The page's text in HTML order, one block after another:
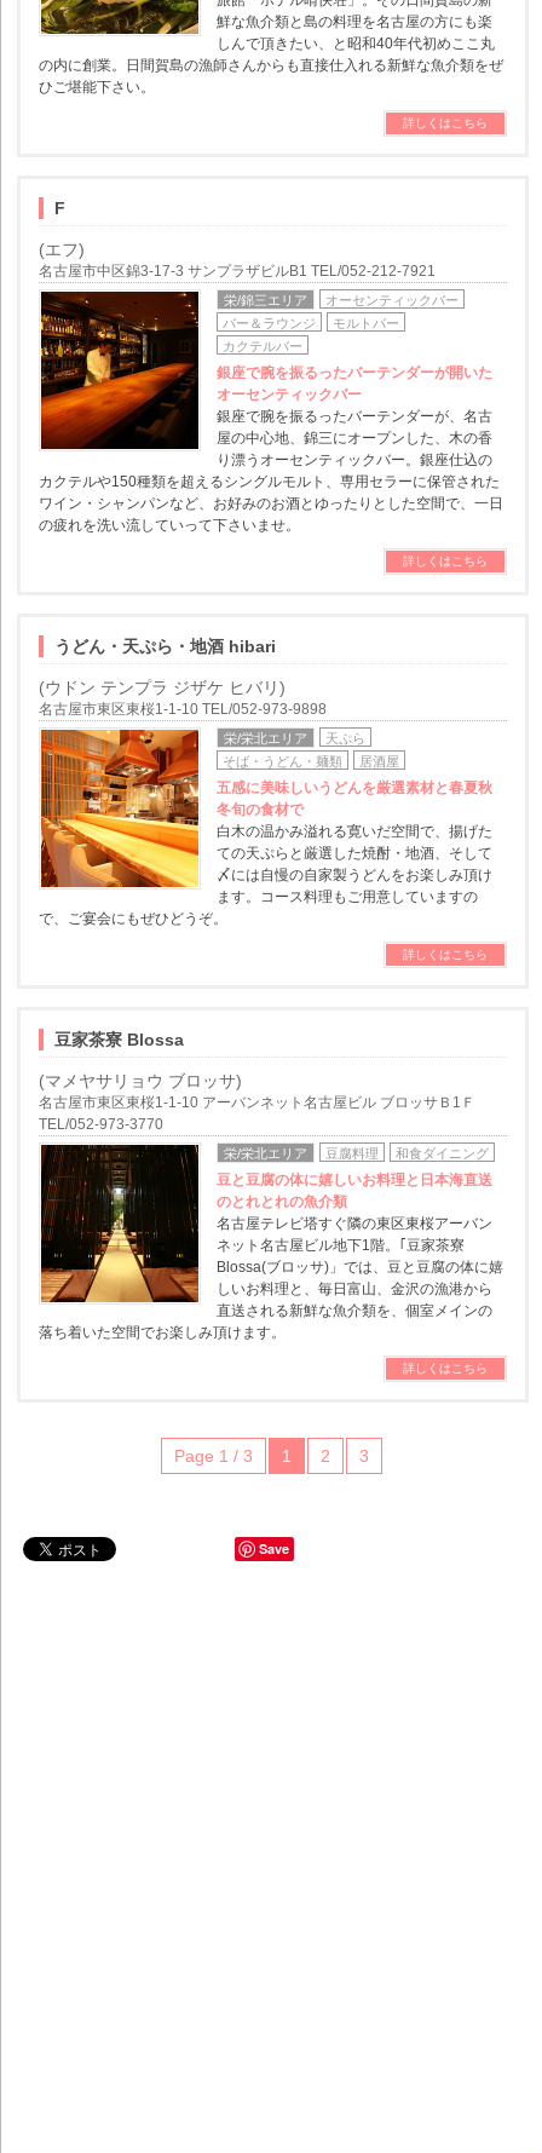
鮮な魚介類と島の料理を名古屋の方にも楽
しんで頂きたい、と昭和40年代初めここ丸
の内に創業。日間賀島の漁師さんからも直接仕入れる新鮮な魚介類をぜ
ひご堪能下さい。
詳しくはこちら
F
(エフ)
名古屋市中区錦3-17-3 サンプラザビルB1 TEL/052-212-7921
栄/錦三エリア
オーセンティックバー
バー＆ラウンジ
モルトバー
カクテルバー
銀座で腕を振るったバーテンダーが開いた
オーセンティックバー
銀座で腕を振るったバーテンダーが、名古
屋の中心地、錦三にオープンした、木の香
り漂うオーセンティックバー。銀座仕込の
カクテルや150種類を超えるシングルモルト、専用セラーに保管された
ワイン・シャンパンなど、お好みのお酒とゆったりとした空間で、一日
の疲れを洗い流していって下さいませ。
詳しくはこちら
うどん・天ぷら・地酒 hibari
(ウドン テンプラ ジザケ ヒバリ)
名古屋市東区東桜1-1-10 TEL/052-973-9898
栄/栄北エリア
天ぷら
そば・うどん・麺類
居酒屋
五感に美味しいうどんを厳選素材と春夏秋
冬旬の食材で
白木の温かみ溢れる寛いだ空間で、揚げた
ての天ぷらと厳選した焼酎・地酒、そして
〆には自慢の自家製うどんをお楽しみ頂け
ます。コース料理もご用意していますの
で、ご宴会にもぜひどうぞ。
詳しくはこちら
豆家茶寮 Blossa
(マメヤサリョウ ブロッサ)
名古屋市東区東桜1-1-10 アーバンネット名古屋ビル ブロッサＢ1Ｆ
TEL/052-973-3770
栄/栄北エリア 豆腐料理 和食ダイニング
豆と豆腐の体に嬉しいお料理と日本海直送
のとれとれの魚介類
名古屋テレビ塔すぐ隣の東区東桜アーバン
ネット名古屋ビル地下1階。｢豆家茶寮
Blossa(ブロッサ)」では、豆と豆腐の体に嬉
しいお料理と、毎日富山、金沢の漁港から
直送される新鮮な魚介類を、個室メインの
落ち着いた空間でお楽しみ頂けます。
詳しくはこちら
Page 1 / 3 1 2 3
Save